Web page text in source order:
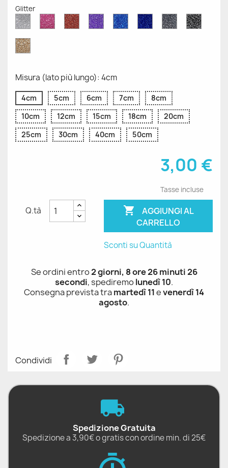
Glitter
Diamante
Glitter
Rosa
Glitter
Rosso
Glitter
Viola
Glitter
Blu
Zaffiro
Blu
Cobalto
Grigio
Glitter
Nero
Glitter
Oro
Glitter
Misura (lato più lungo): 4cm
4cm 5cm 6cm 7cm
8cm
10cm
12cm 15cm 18cm
20cm
25cm
30cm 40cm 50cm
3,00 €
Tasse incluse
Q.tà 
CARRELLO
Sconti su Quantità
Se ordini entro2 giorni, 8 ore 26 minuti 26
secondi, spediremolunedì 10.
Consegna prevista tramartedì 11evenerdì 14
agosto.
Condividi
Spedizione Gratuita
Spedizione a 3,90€ o gratis con ordine min. di 25€